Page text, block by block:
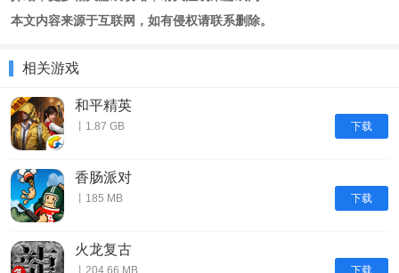
本文内容来源于互联网，如有侵权请联系删除。
相关游戏
下载
和平精英
丨1.87 GB
下载
香肠派对
丨185 MB
下载
火龙复古
丨204.66 MB